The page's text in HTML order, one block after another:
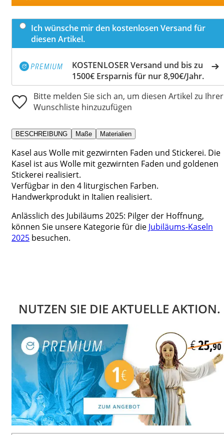
Ich wünsche mir den kostenlosen Versand für
diesen Artikel.
KOSTENLOSER Versand und bis zu
1500€ Ersparnis für nur 8,90€/Jahr.
Bitte melden Sie sich an, um diesen Artikel zu Ihrer
Wunschliste hinzuzufügen
BESCHREIBUNG Maße Materialien
Kasel aus Wolle mit gezwirnten Faden und Stickerei. Die
Kasel ist aus Wolle mit gezwirnten Faden und goldenen
Stickerei realisiert.
Verfügbar in den 4 liturgischen Farben.
Handwerkprodukt in Italien realisiert.
Anlässlich des Jubiläums 2025: Pilger der Hoffnung,
können Sie unsere Kategorie für die Jubiläums-Kaseln
2025 besuchen.
NUTZEN SIE DIE AKTUELLE AKTION.